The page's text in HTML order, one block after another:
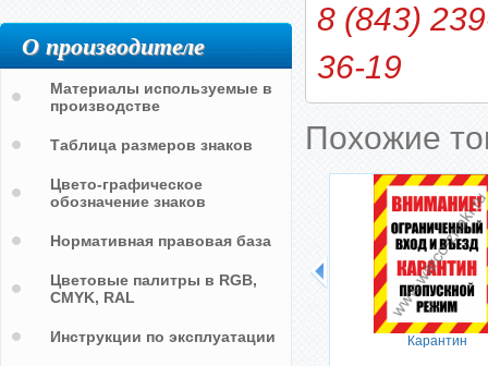
8 (843)
36-19
Похожие
Карантин
О производителе
Материалы используемые в
производстве
Таблица размеров знаков
Цвето-графическое
обозначение знаков
Нормативная правовая база
Цветовые палитры в RGB,
CMYK, RAL
Инструкции по эксплуатации